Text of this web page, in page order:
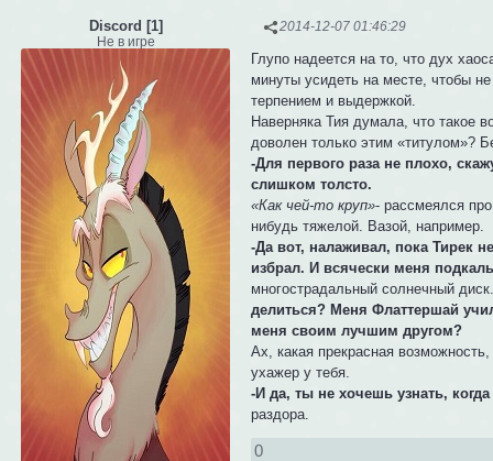
2014-12-07 01:46:29
Discord [1]
Не в игре
Глупо надеется на то, что дух
минуты усидеть на месте, чтобы
терпением и выдержкой.
Наверняка Тия думала, что такое
доволен только этим «титулом»?
-Для первого раза не плохо,
слишком толсто.
«Как чей-то круп»- рассмеялся
нибудь тяжелой. Вазой, например.
-Да вот, налаживал, пока Тирек
избрал. И всячески меня
многострадальный солнечный
делиться? Меня Флаттершай
меня своим лучшим другом?
Ах, какая прекрасная
ухажер у тебя.
-И да, ты не хочешь узнать,
раздора.
0